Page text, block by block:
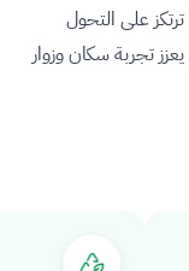
ترتكز على التحول
تجربة سكان وزوار